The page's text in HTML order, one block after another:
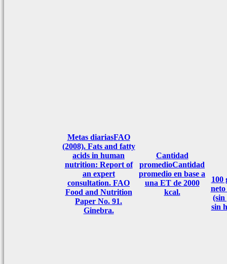
Metas diariasFAO
(2008). Fats and fatty
acids in human
nutrition: Report of
an expert
consultation. FAO
Food and Nutrition
Paper No. 91.
Ginebra.
Cantidad
promedioCantidad
promedio en base a
una ET de 2000
kcal.
100
(sin
sin